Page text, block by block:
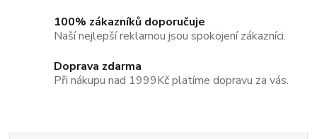
100% zákazníků doporučuje
Naší nejlepší reklamou jsou spokojení zákazníci.
Doprava zdarma
Při nákupu nad 1999Kč platíme dopravu za vás.